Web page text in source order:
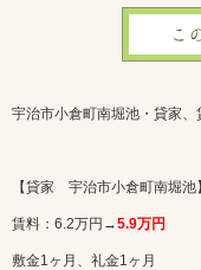
こ
宇治市小倉町南堀池・貸家
【貸家 宇治市小倉町南堀池】
賃料：6.2万円→5.9万円
敷金1ヶ月、礼金1ヶ月